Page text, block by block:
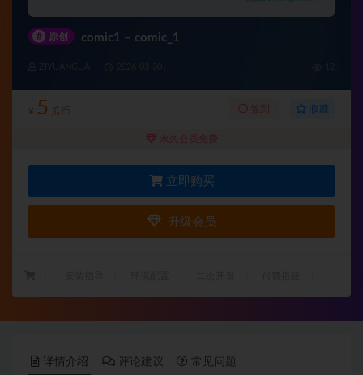
# 原创 comic1 – comic_1
ZIYUANGUA
¥ 5 瓜币 签到 收藏
永久会员免费
立即购买
升级会员
详情介绍 评论建议 常见问题